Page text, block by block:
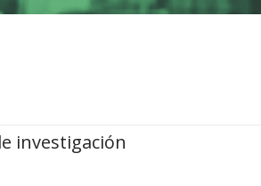
investigación